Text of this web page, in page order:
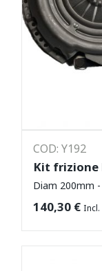
COD: Y192
Kit frizione
Diam 200mm
140,30 € Incl.